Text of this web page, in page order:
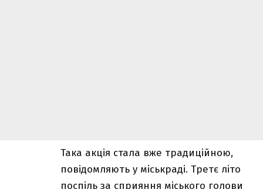
Така акція стала вже традиційною,
повідомляють у міськраді. Третє літо
поспіль за сприяння міського голови